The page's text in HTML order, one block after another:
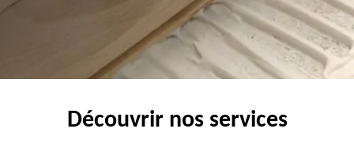
Découvrir nos services